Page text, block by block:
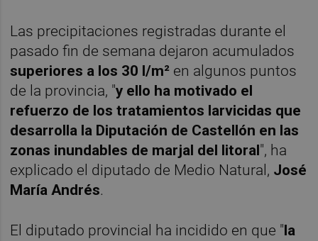
Las precipitaciones registradas durante el
pasado fin de semana dejaron acumulados
superiores a los 30 l/m² en algunos puntos
de la provincia, "y ello ha motivado el
refuerzo de los tratamientos larvicidas que
desarrolla la Diputación de Castellón en las
zonas inundables de marjal del litoral", ha
explicado el diputado de Medio Natural, José
María Andrés.
El diputado provincial ha incidido en que "la